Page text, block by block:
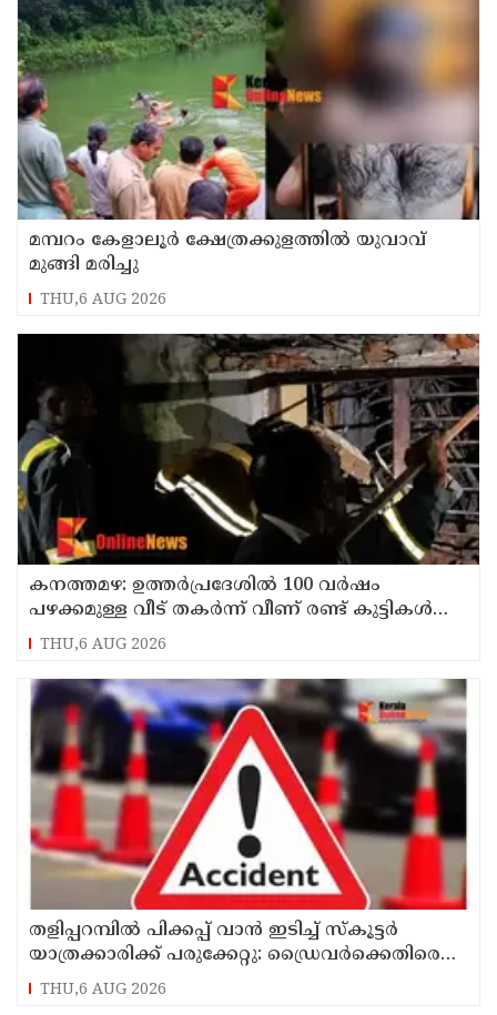
മമ്പറം കേളാലൂർ ക്ഷേത്രക്കുളത്തിൽ യുവാവ്
മുങ്ങി മരിച്ചു
THU,6 AUG 2026
കനത്തമഴ: ഉത്തര്‍പ്രദേശില്‍ 100 വര്‍ഷം
പഴക്കമുള്ള വീട് തകര്‍ന്ന് വീണ് രണ്ട് കുട്ടികള്‍
ഉള്‍പ്പടെ 6 പേര്‍ക്ക് ദാരുണാന്ത്യം
THU,6 AUG 2026
തളിപ്പറമ്പിൽ പിക്കപ്പ് വാൻ ഇടിച്ച് സ്‌കൂട്ടർ
യാത്രക്കാരിക്ക് പരുക്കേറ്റു: ഡ്രൈവർക്കെതിരെ
കേസെടുത്തു
THU,6 AUG 2026